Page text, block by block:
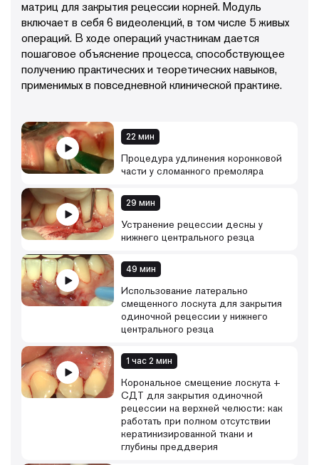
матриц для закрытия рецессии корней. Модуль
включает в себя 6 видеолекций, в том числе 5 живых
операций. В ходе операций участникам дается
пошаговое объяснение процесса, способствующее
получению практических и теоретических навыков,
применимых в повседневной клинической практике.
22 мин
Процедура удлинения коронковой
части у сломанного премоляра
29 мин
Устранение рецессии десны у
нижнего центрального резца
49 мин
Использование латерально
смещенного лоскута для закрытия
одиночной рецессии у нижнего
центрального резца
1 час 2 мин
Корональное смещение лоскута +
СДТ для закрытия одиночной
рецессии на верхней челюсти: как
работать при полном отсутствии
кератинизированной ткани и
глубины преддверия